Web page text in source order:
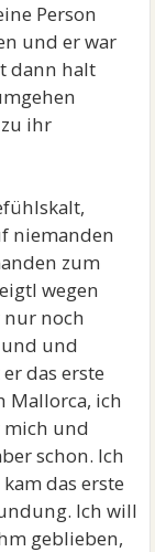
Person
und er war
dann halt
ihr
niemanden
zum
wegen
nur noch
und
das erste
Mallorca, ich
mich und
schon. Ich
das erste
Ich will
geblieben,